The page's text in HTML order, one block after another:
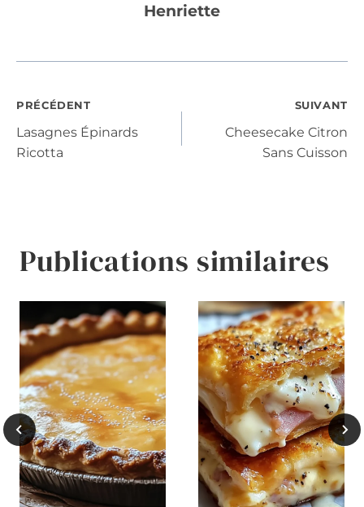
Henriette
Navigation
de
PRÉCÉDENT
Lasagnes Épinards
Ricotta
SUIVANT
Cheesecake Citron
Sans Cuisson
Publications similaires